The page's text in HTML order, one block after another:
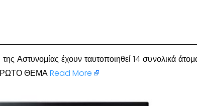
Αστυνομίας έχουν ταυτοποιηθεί 14 συνολικά
ΠΡΩΤΟ ΘΕΜΑRead More